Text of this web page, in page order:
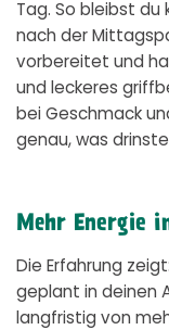
Tag. So bleibst du
nach der
vorbereitet und
und leckeres
bei Geschmack
genau, was
Mehr Energie
Die Erfahrung
geplant in deinen
langfristig von